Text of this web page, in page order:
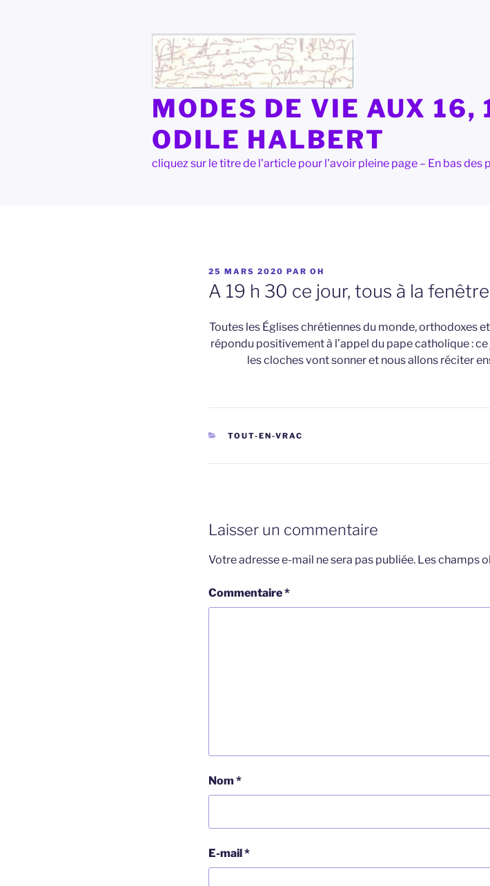
MODES DE VIE AUX 16,
ODILE HALBERT
cliquez sur le titre de l'article pour l'avoir pleine page – En bas
PUBLIÉ
LE
25 MARS 2020 PAR OH
A 19 h 30 ce jour, tous à la
Toutes les Églises chrétiennes du monde, orthodoxes
répondu positivement à l’appel du pape catholique :
les cloches vont sonner et nous allons réciter
CATÉGORIES
TOUT-EN-VRAC
Laisser un commentaire
Votre adresse e-mail ne sera pas publiée. Les champs
Commentaire*
Nom *
E-mail*